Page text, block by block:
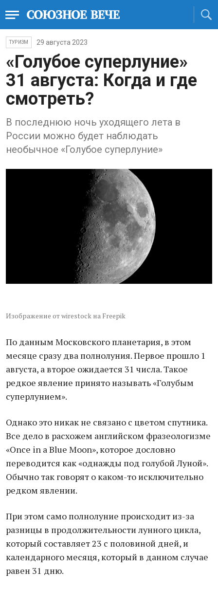
ТУРИЗМ 29 августа 2023
«Голубое суперлуние»
31 августа: Когда и где
смотреть?
В последнюю ночь уходящего лета в
России можно будет наблюдать
необычное «Голубое суперлуние»
Изображение от wirestock на Freepik
По данным Московского планетария, в этом
месяце сразу два полнолуния. Первое прошло 1
августа, а второе ожидается 31 числа. Такое
редкое явление принято называть «Голубым
суперлунием».
Однако это никак не связано с цветом спутника.
Все дело в расхожем английском фразеологизме
«Once in a Blue Moon», которое дословно
переводится как «однажды под голубой Луной».
Обычно так говорят о каком-то исключительно
редком явлении.
При этом само полнолуние происходит из-за
разницы в продолжительности лунного цикла,
который составляет 23 с половиной дней, и
календарного месяця, который в данном случае
равен 31 дню.